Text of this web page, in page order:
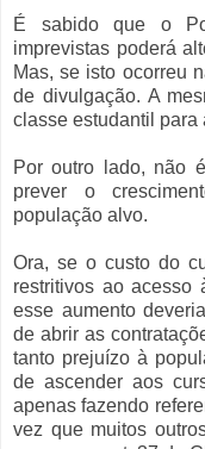
É sabido que o
imprevistas poderá
Mas, se isto ocorreu
de divulgação. A
classe estudantil para
Por outro lado, não
prever o
população alvo.
Ora, se o custo do
restritivos ao acesso
esse aumento
de abrir as
tanto prejuízo à
de ascender aos
apenas fazendo
vez que muitos